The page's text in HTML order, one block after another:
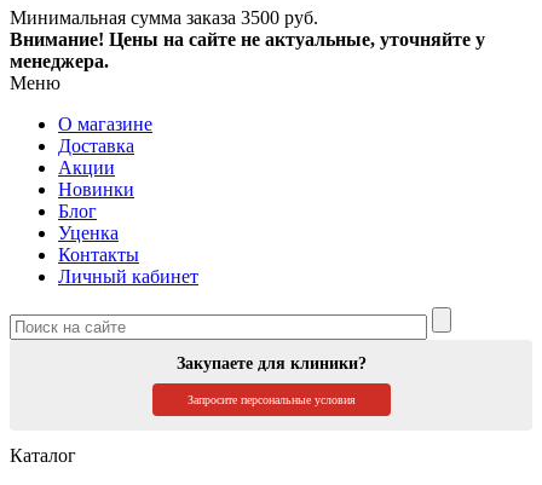
Минимальная сумма заказа 3500 руб.
Внимание! Цены на сайте не актуальные, уточняйте у
менеджера.
Меню
О магазине
Доставка
Акции
Новинки
Блог
Уценка
Контакты
Личный кабинет
Закупаете для клиники?
Запросите персональные условия
Каталог